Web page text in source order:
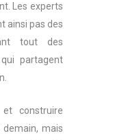
Les experts
ainsi pas des
tout des
partagent
et construire
demain, mais